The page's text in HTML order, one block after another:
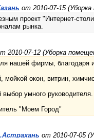
от 2010-07-15
проект "Интернет-
рынка.
2010-07-12 (Уборка
нашей фирмы, благодаря
окон, витрин,
умного руководителя.
"Моем Город"
от 2010-07-05